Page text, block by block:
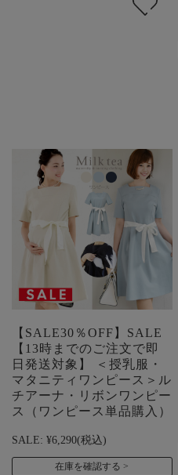
【SALE30％OFF】SALE
【13時までのご注文で即
日発送対象】 ＜授乳服・
マタニティワンピース＞ル
チアーナ・リボンワンピー
ス（ワンピース単品購入）
SALE: ¥6,290(税込)
在庫を確認する